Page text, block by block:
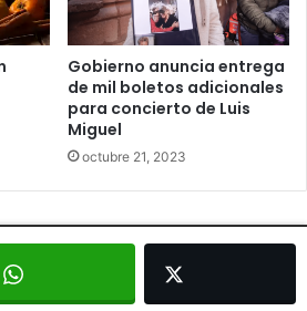
Gobierno anuncia entrega
de mil boletos adicionales
para concierto de Luis
Miguel
octubre 21, 2023
los derechos reservados - Metrópoli
Luis 2013 |